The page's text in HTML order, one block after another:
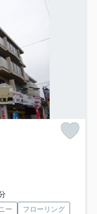
ー
フローリング